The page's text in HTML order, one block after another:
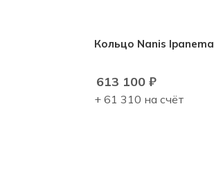
Кольцо Nanis Ipanema
613 100₽
+ 61 310 на счёт